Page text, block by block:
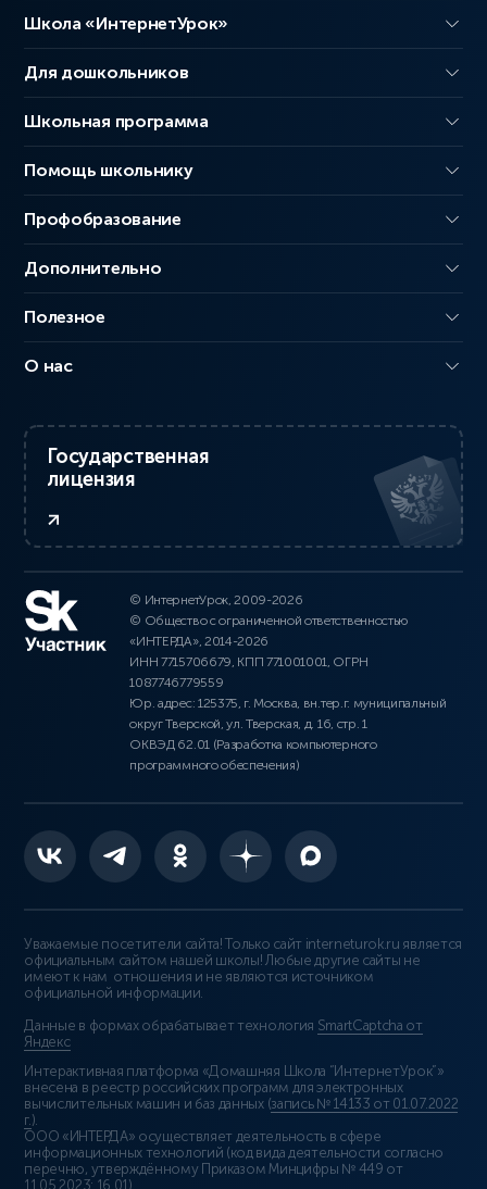
Школа «ИнтернетУрок»
Для дошкольников
Школьная программа
Помощь школьнику
Профобразование
Дополнительно
Полезное
О нас
Государственная
лицензия
© ИнтернетУрок, 2009-2026
© Общество с ограниченной ответственностью
«ИНТЕРДА», 2014-2026
ИНН 7715706679, КПП 771001001, ОГРН
1087746779559
Юр. адрес: 125375, г. Москва, вн.тер.г. муниципальный
округ Тверской, ул. Тверская, д. 16, стр. 1
ОКВЭД 62.01 (Разработка компьютерного
программного обеспечения)
Уважаемые посетители сайта! Только сайт interneturok.ru является
официальным сайтом нашей школы! Любые другие сайты не
имеют к нам отношения и не являются источником
официальной информации.
Данные в формах обрабатывает технология SmartCaptcha от
Яндекс
Интерактивная платформа «Домашняя Школа “ИнтернетУрок”»
внесена в реестр российских программ для электронных
вычислительных машин и баз данных (запись № 14133 от 01.07.2022
г.).
ООО «ИНТЕРДА» осуществляет деятельность в сфере
информационных технологий (код вида деятельности согласно
перечню, утверждённому Приказом Минцифры № 449 от
11.05.2023: 16.01)